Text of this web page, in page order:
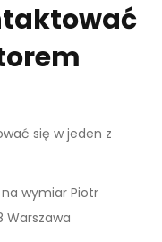
się w jeden z
wymiar Piotr
Warszawa